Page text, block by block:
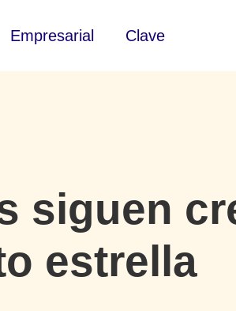
Empresarial Clave
siguen
estrella